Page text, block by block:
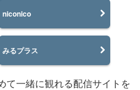
niconico
みるプラス
て一緒に観れる配信サイトを